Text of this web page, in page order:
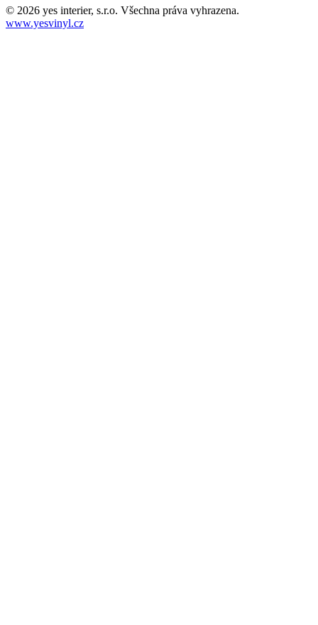
© 2026 yes interier, s.r.o. Všechna práva vyhrazena.
www.yesvinyl.cz